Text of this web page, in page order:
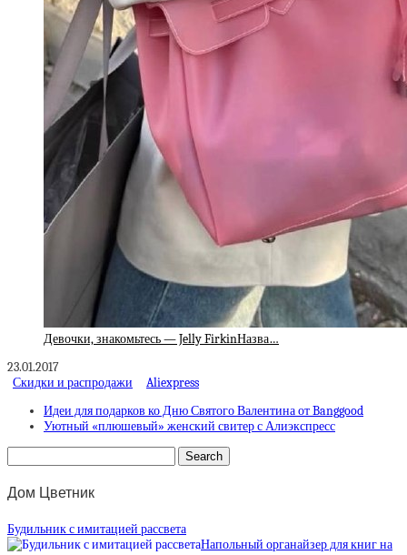
Девочки, знакомьтесь — Jelly FirkinНазва…
23.01.2017
Скидки и распродажи
Aliexpress
Идеи для подарков ко Дню Святого Валентина от Banggood
Уютный «плюшевый» женский свитер с Алиэкспресс
Дом Цветник
Будильник с имитацией рассвета
Напольный органайзер для книг на